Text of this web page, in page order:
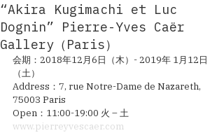
“Akira Kugimachi et Luc
Dognin” Pierre-Yves Caër
Gallery（Paris）
会期：2018年12月6日（木）- 2019年 1月12日
（土）
Address：7, rue Notre-Dame de Nazareth,
75003 Paris
Open：11:00-19:00 火 – 土
www.pierreyvescaer.com